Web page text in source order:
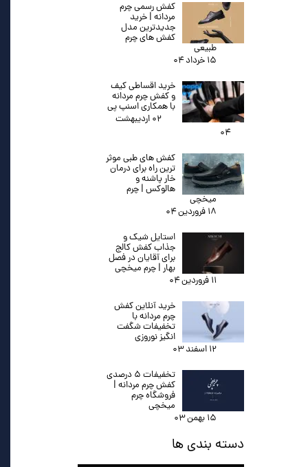
کفش رسمی چرم
مردانه | خرید
جدیدترین مدل
کفش های چرم
طبیعی
۱۵ خرداد ۰۴
خرید اقساطی کیف
و کفش چرم مردانه
با همکاری اسنپ پی
۰۲ اردیبهشت
۰۴
کفش های طبی موثر
ترین راه برای درمان
خار پاشنه و
هالوکس | چرم
میخچی
۱۸ فروردین ۰۴
استایل شیک و
جذاب کفش کالج
برای آقایان در فصل
بهار | چرم میخچی
۱۱ فروردین ۰۴
خرید آنلاین کفش
چرم مردانه با
تخفیفات شگفت
انگیز نوروزی
۱۲ اسفند ۰۳
تخفیفات ۵ درصدی
کفش چرم مردانه |
فروشگاه چرم
میخچی
۱۵ بهمن ۰۳
دسته بندی ها